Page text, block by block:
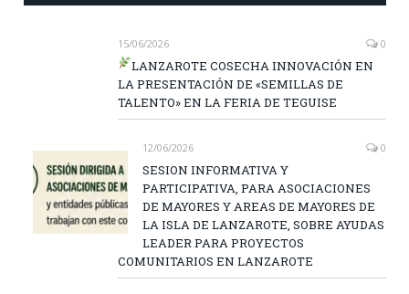
15/06/2026 0
LANZAROTE COSECHA INNOVACIÓN EN
LA PRESENTACIÓN DE «SEMILLAS DE
TALENTO» EN LA FERIA DE TEGUISE
12/06/2026 0
SESION INFORMATIVA Y
PARTICIPATIVA, PARA ASOCIACIONES
DE MAYORES Y AREAS DE MAYORES DE
LA ISLA DE LANZAROTE, SOBRE AYUDAS
LEADER PARA PROYECTOS
COMUNITARIOS EN LANZAROTE